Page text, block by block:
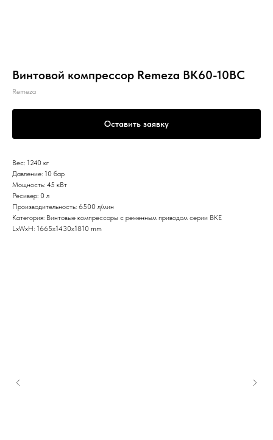
Винтовой компрессор Remeza ВК60-10ВС
Remeza
Оставить заявку
Вес: 1240 кг
Давление: 10 бар
Мощность: 45 кВт
Ресивер: 0 л
Производительность: 6500 л/мин
Категория: Винтовые компрессоры с ременным приводом серии ВКЕ
LxWxH: 1665x1430x1810 mm